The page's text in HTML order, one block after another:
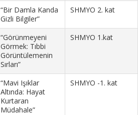
“Bir Damla Kanda
Gizli Bilgiler”
SHMYO 2. kat
“Görünmeyeni
Görmek: Tıbbi
Görüntülemenin
Sırları”
SHMYO 1.kat
“Mavi Işıklar
Altında: Hayat
Kurtaran
Müdahale”
SHMYO -1. kat